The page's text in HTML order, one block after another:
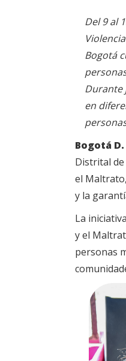
Del 9 al
Bogotá
Durante
en
Bogotá D.
Distrital
el
y la
La
y el
personas